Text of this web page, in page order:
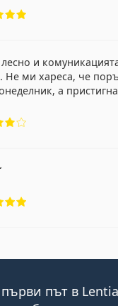
и
Не ми хареса, че
а
първи път в